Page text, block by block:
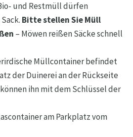
und Restmüll dürfen
Bitte stellen Sie Müll
– Möwen reißen Säcke schnell
Müllcontainer befindet
der Duinerei an der Rückseite
ihn mit dem Schlüssel der
am Parkplatz vom